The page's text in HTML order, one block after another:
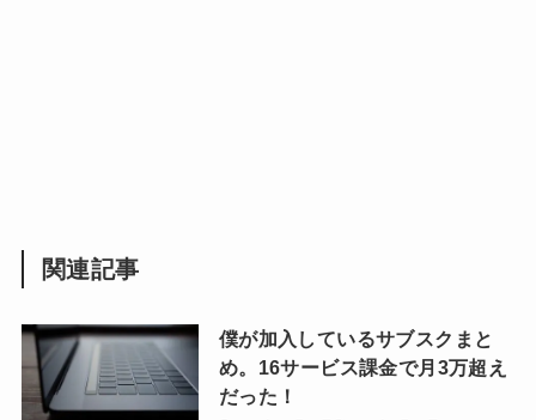
関連記事
僕が加入しているサブスクまと
め。16サービス課金で月3万超え
だった！